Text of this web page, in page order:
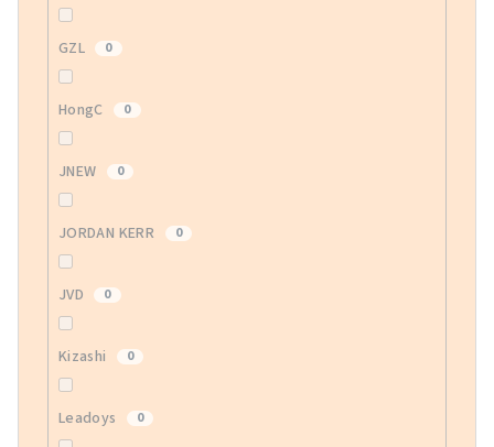
GZL 0
HongC 0
JNEW 0
JORDAN KERR 0
JVD 0
Kizashi 0
Leadoys 0